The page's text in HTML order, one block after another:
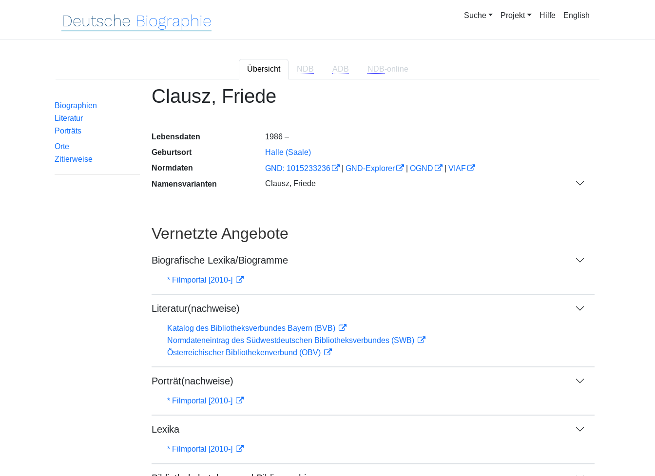
Deutsche Biographie Suche Projekt Hilfe English
Übersicht NDB ADB NDB-online
Biographien
Literatur
Porträts
Orte
Zitierweise
Clausz, Friede
Lebensdaten
1986 –
Geburtsort
Halle (Saale)
Normdaten
GND: 1015233236 GND-Explorer OGND
VIAF
Namensvarianten
Clausz, Friede
Vernetzte Angebote
Biografische Lexika/Biogramme
* Filmportal [2010-]
Literatur(nachweise)
Katalog des Bibliotheksverbundes Bayern (BVB)
Normdateneintrag des Südwestdeutschen Bibliotheksverbundes (SWB)
Österreichischer Bibliothekenverbund (OBV)
Porträt(nachweise)
* Filmportal [2010-]
Lexika
* Filmportal [2010-]